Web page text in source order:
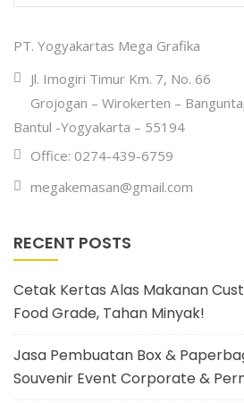
PT. Yogyakartas Mega Grafika
Jl. Imogiri Timur Km. 7, No. 66
Grojogan – Wirokerten –
Bantul -Yogyakarta – 55194
Office: 0274-439-6759
megakemasan@gmail.com
RECENT POSTS
Cetak Kertas Alas Makanan
Food Grade, Tahan Minyak!
Jasa Pembuatan Box &
Souvenir Event Corporate &